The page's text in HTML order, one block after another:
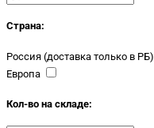
Страна:
Россия (доставка только в РБ)
Европа
Кол-во на складе: